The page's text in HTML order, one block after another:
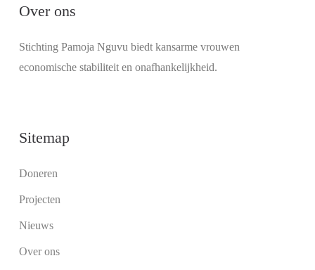
Over ons
Stichting Pamoja Nguvu biedt kansarme vrouwen
economische stabiliteit en onafhankelijkheid.
Sitemap
Doneren
Projecten
Nieuws
Over ons